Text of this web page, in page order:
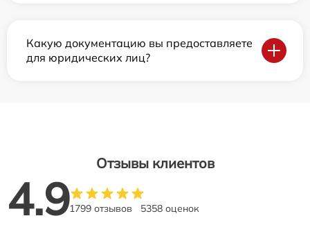
Какую документацию вы предоставляете
для юридических лиц?
Отзывы клиентов
4.91799 отзывов 5358 оценок